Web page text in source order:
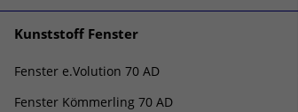
Kunststoff Fenster
Fenster e.Volution 70 AD
Fenster Kömmerling 70 AD